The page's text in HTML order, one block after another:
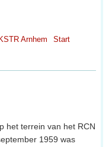
KSTR Arnhem Start
het terrein van het RCN
1959 was